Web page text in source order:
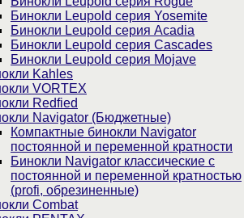
Бинокли Leupold серия Yosemite
Бинокли Leupold серия Acadia
Бинокли Leupold серия Cascades
Бинокли Leupold серия Mojave
Kahles
VORTEX
Redfied
Navigator (Бюджетные)
Компактные бинокли Navigator
постоянной и переменной кратности
Бинокли Navigator классические с
постоянной и переменной кратностью
(profi, обрезиненные)
Combat